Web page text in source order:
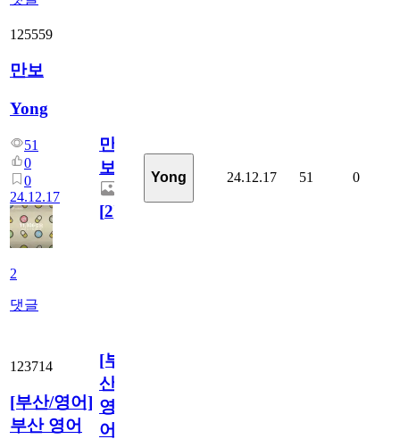
125559
만보
Yong
51
0
0
24.12.17
2
댓글
만
보
[2]
Yong 24.12.17 51 0
123714
[부산/영어]
부산 영어
[부
산/
영
어]